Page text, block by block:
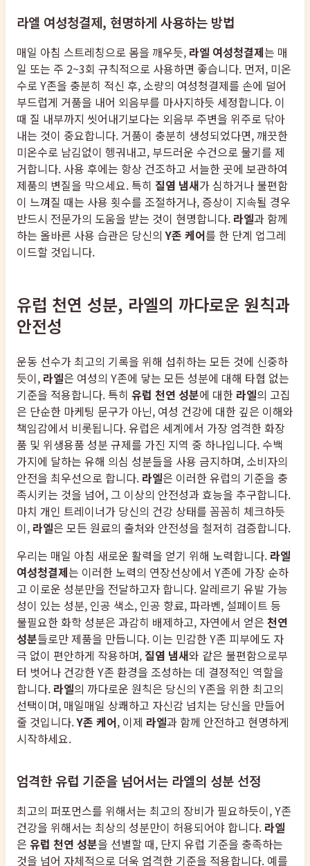
라엘 여성청결제, 현명하게 사용하는 방법
매일 아침 스트레칭으로 몸을 깨우듯, 라엘 여성청결제는 매
일 또는 주 2~3회 규칙적으로 사용하면 좋습니다. 먼저, 미온
수로 Y존을 충분히 적신 후, 소량의 여성청결제를 손에 덜어
부드럽게 거품을 내어 외음부를 마사지하듯 세정합니다. 이
때 질 내부까지 씻어내기보다는 외음부 주변을 위주로 닦아
내는 것이 중요합니다. 거품이 충분히 생성되었다면, 깨끗한
미온수로 남김없이 헹궈내고, 부드러운 수건으로 물기를 제
거합니다. 사용 후에는 항상 건조하고 서늘한 곳에 보관하여
제품의 변질을 막으세요. 특히 질염 냄새가 심하거나 불편함
이 느껴질 때는 사용 횟수를 조절하거나, 증상이 지속될 경우
반드시 전문가의 도움을 받는 것이 현명합니다. 라엘과 함께
하는 올바른 사용 습관은 당신의Y존 케어를 한 단계 업그레
이드할 것입니다.
유럽 천연 성분, 라엘의 까다로운 원칙과
안전성
운동 선수가 최고의 기록을 위해 섭취하는 모든 것에 신중하
듯이, 라엘은 여성의 Y존에 닿는 모든 성분에 대해 타협 없는
기준을 적용합니다. 특히 유럽 천연 성분에 대한 라엘의 고집
은 단순한 마케팅 문구가 아닌, 여성 건강에 대한 깊은 이해와
책임감에서 비롯됩니다. 유럽은 세계에서 가장 엄격한 화장
품 및 위생용품 성분 규제를 가진 지역 중 하나입니다. 수백
가지에 달하는 유해 의심 성분들을 사용 금지하며, 소비자의
안전을 최우선으로 합니다. 라엘은 이러한 유럽의 기준을 충
족시키는 것을 넘어, 그 이상의 안전성과 효능을 추구합니다.
마치 개인 트레이너가 당신의 건강 상태를 꼼꼼히 체크하듯
이, 라엘은 모든 원료의 출처와 안전성을 철저히 검증합니다.
우리는 매일 아침 새로운 활력을 얻기 위해 노력합니다. 라엘
여성청결제는 이러한 노력의 연장선상에서 Y존에 가장 순하
고 이로운 성분만을 전달하고자 합니다. 알레르기 유발 가능
성이 있는 성분, 인공 색소, 인공 향료, 파라벤, 설페이트 등
불필요한 화학 성분은 과감히 배제하고, 자연에서 얻은 천연
성분들로만 제품을 만듭니다. 이는 민감한 Y존 피부에도 자
극 없이 편안하게 작용하며, 질염 냄새와 같은 불편함으로부
터 벗어나 건강한 Y존 환경을 조성하는 데 결정적인 역할을
합니다. 라엘의 까다로운 원칙은 당신의 Y존을 위한 최고의
선택이며, 매일매일 상쾌하고 자신감 넘치는 당신을 만들어
줄 것입니다.Y존 케어, 이제 라엘과 함께 안전하고 현명하게
시작하세요.
엄격한 유럽 기준을 넘어서는 라엘의 성분 선정
최고의 퍼포먼스를 위해서는 최고의 장비가 필요하듯이, Y존
건강을 위해서는 최상의 성분만이 허용되어야 합니다. 라엘
은 유럽 천연 성분을 선별할 때, 단지 유럽 기준을 충족하는
것을 넘어 자체적으로 더욱 엄격한 기준을 적용합니다. 예를